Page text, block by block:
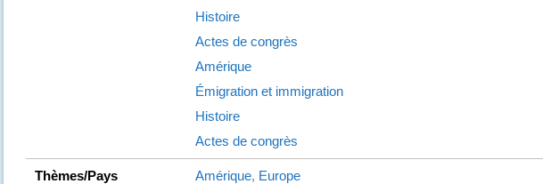
Histoire
Actes de congrès
Amérique
Émigration et immigration
Histoire
Actes de congrès
Thèmes/Pays Amérique, Europe